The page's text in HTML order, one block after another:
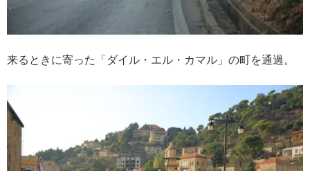
来るときに寄った「ダイル・エル・カマル」の町を通過。